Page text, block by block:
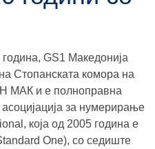
GS1 Македонија
Стопанската комора на
МАК и е полноправна
за нумерирање
која од 2005 година е
One), со седиште